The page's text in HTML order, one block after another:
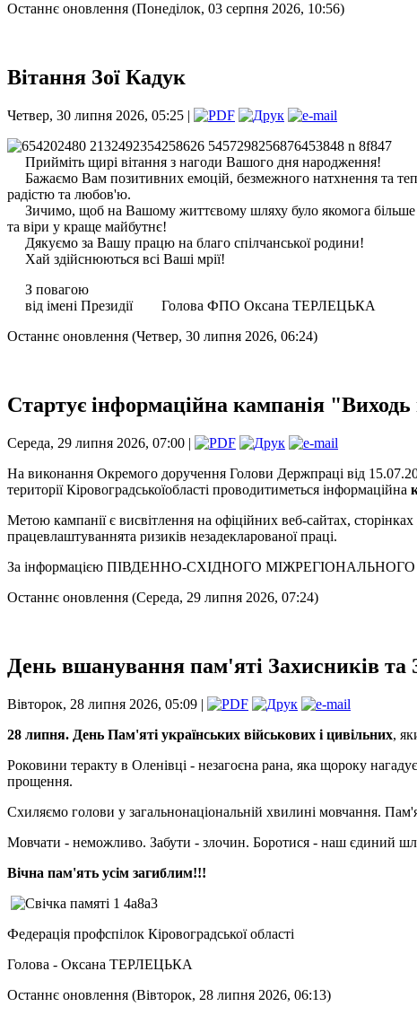
Останнє оновлення (Понеділок, 03 серпня 2026, 10:56)
Вітання Зої Кадук
Четвер, 30 липня 2026, 05:25 |
Прийміть щирі вітання з нагоди Вашого дня народження!
Бажаємо Вам позитивних емоцій, безмежного натхнення та
радістю та любов'ю.
Зичимо, щоб на Вашому життєвому шляху було якомога більше
та віри у краще майбутнє!
Дякуємо за Вашу працю на благо спілчанської родини!
Хай здійснюються всі Ваші мрії!
З повагою
від імені Президії Голова ФПО Оксана ТЕРЛЕЦЬКА
Останнє оновлення (Четвер, 30 липня 2026, 06:24)
Стартує інформаційна кампанія "Виходь
Середа, 29 липня 2026, 07:00 |
На виконання Окремого доручення Голови Держпраці від
території Кіровоградськоїобласті проводитиметься інформаційна
Метою кампанії є висвітлення на офіційних веб-сайтах,
працевлаштуваннята ризиків незадекларованої праці.
За інформацією ПІВДЕННО-СХІДНОГО
Останнє оновлення (Середа, 29 липня 2026, 07:24)
День вшанування пам'яті Захисників та
Вівторок, 28 липня 2026, 05:09 |
28 липня. День Пам'яті українських військових і цивільних,
Роковини теракту в Оленівці - незагоєна рана, яка щороку
прощення.
Схиляємо голови у загальнонаціональній хвилині мовчання.
Мовчати - неможливо. Забути - злочин. Боротися - наш єдиний
Вічна пам'ять усім загиблим!!!
Федерація профспілок Кіровоградської області
Голова - Оксана ТЕРЛЕЦЬКА
Останнє оновлення (Вівторок, 28 липня 2026, 06:13)